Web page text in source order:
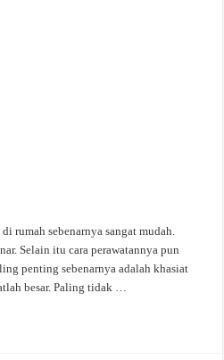
rumah sebenarnya sangat mudah.
Selain itu cara perawatannya pun
penting sebenarnya adalah khasiat
besar. Paling tidak …